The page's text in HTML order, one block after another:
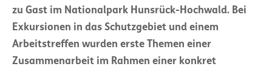
zu Gast im Nationalpark Hunsrück-Hochwald. Bei
Exkursionen in das Schutzgebiet und einem
Arbeitstreffen wurden erste Themen einer
Zusammenarbeit im Rahmen einer konkret